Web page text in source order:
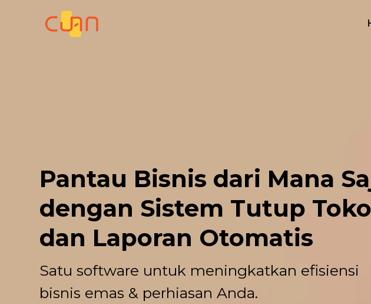
Pantau Bisnis dari Mana
dengan Sistem Tutup Toko
dan Laporan Otomatis
Satu software untuk meningkatkan efisiensi
bisnis emas & perhiasan Anda.